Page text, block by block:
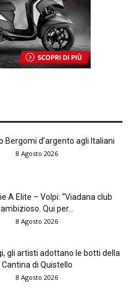
Bergomi d’argento agli Italiani
8 Agosto 2026
A Elite – Volpi: “Viadana club
ambizioso. Qui per...
8 Agosto 2026
gli artisti adottano le botti della
Cantina di Quistello
8 Agosto 2026